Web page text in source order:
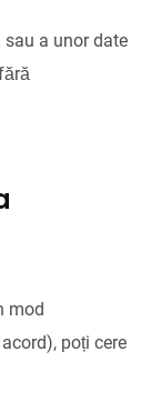
a unor date
mod
poți cere